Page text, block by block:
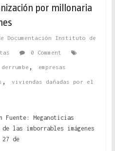
por millonaria
Documentación Instituto de
0 Comment
derrumbe , empresas
, viviendas dañadas por el
Fuente: Meganoticias
de las imborrables imágenes
de